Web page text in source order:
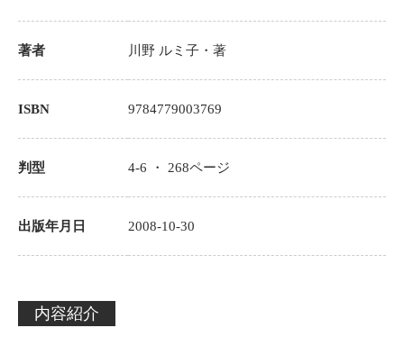
著者 川野 ルミ子 ・著
ISBN 9784779003769
判型 4-6 ・ 268ページ
出版年月日 2008-10-30
内容紹介